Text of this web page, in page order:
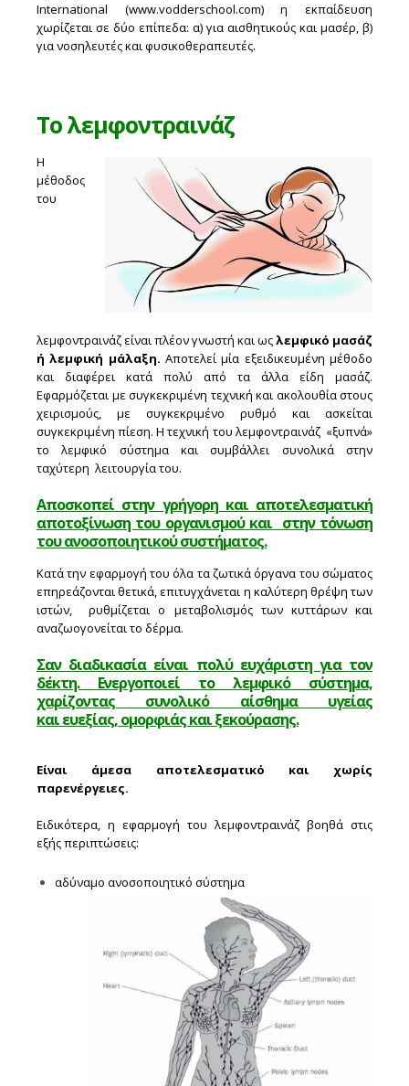
International (www.vodderschool.com) η εκπαίδευση
χωρίζεται σε δύο επίπεδα: α) για αισθητικούς και μασέρ, β)
για νοσηλευτές και φυσικοθεραπευτές.
Το λεμφοντραινάζ
Η
μέθοδος
του
λεμφοντραινάζ είναι πλέον γνωστή και ωςλεμφικό μασάζ
ή λεμφική μάλαξη. Αποτελεί μία εξειδικευμένη μέθοδο
και διαφέρει κατά πολύ από τα άλλα είδη μασάζ.
Εφαρμόζεται με συγκεκριμένη τεχνική και ακολουθία στους
χειρισμούς, με συγκεκριμένο ρυθμό και ασκείται
συγκεκριμένη πίεση. Η τεχνική του λεμφοντραινάζ «ξυπνά»
το λεμφικό σύστημα και συμβάλλει συνολικά στην
ταχύτερη λειτουργία του.
Αποσκοπεί στην γρήγορη και αποτελεσματική
αποτοξίνωση του οργανισμού και στην τόνωση
του ανοσοποιητικού συστήματος.
Κατά την εφαρμογή του όλα τα ζωτικά όργανα του σώματος
επηρεάζονται θετικά, επιτυγχάνεται η καλύτερη θρέψη των
ιστών, ρυθμίζεται ο μεταβολισμός των κυττάρων και
αναζωογονείται το δέρμα.
Σαν διαδικασία είναι πολύ ευχάριστη για τον
δέκτη. Ενεργοποιεί το λεμφικό σύστημα,
χαρίζοντας συνολικό αίσθημα υγείας
και ευεξίας, ομορφιάς και ξεκούρασης.
Είναι άμεσα αποτελεσματικό και χωρίς
παρενέργειες.
Ειδικότερα, η εφαρμογή του λεμφοντραινάζ βοηθά στις
εξής περιπτώσεις:
αδύναμο ανοσοποιητικό σύστημα